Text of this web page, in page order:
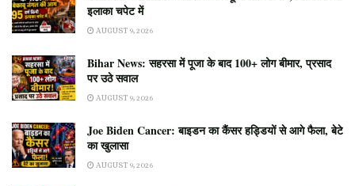
इलाका चपेट में
AUGUST 9, 2026
Bihar News: सहरसा में पूजा के बाद 100+ लोग बीमार, प्रसाद
पर उठे सवाल
AUGUST 9, 2026
Joe Biden Cancer: बाइडन का कैंसर हड्डियों से आगे फैला, बेटे
का खुलासा
AUGUST 9, 2026